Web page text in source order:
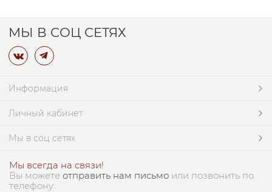
МЫ В СОЦ СЕТЯХ
Информация
Личный кабинет
Мы в соц сетях
Мы всегда на связи!
Вы можете отправить нам письмо или позвонить по
телефону: